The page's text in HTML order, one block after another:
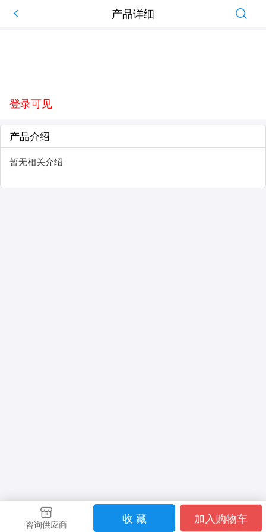
产品详细
登录可见
产品介绍
暂无相关介绍
咨询供应商 收 藏 加入购物车